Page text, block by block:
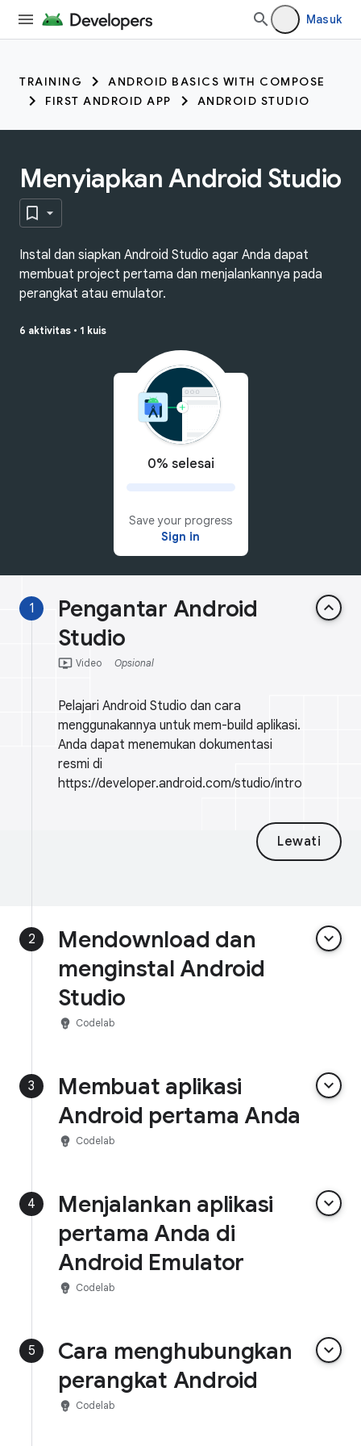
Masuk
TRAINING
ANDROID BASICS WITH COMPOSE
FIRST ANDROID APP
ANDROID STUDIO
Menyiapkan Android Studio
Instal dan siapkan Android Studio agar Anda dapat
membuat project pertama dan menjalankannya pada
perangkat atau emulator.
6 aktivitas • 1 kuis
0% selesai
Save your progress
Sign in
1
Pengantar Android
Studio
keyboard_arrow_up
ondemand_video Video Opsional
Pelajari Android Studio dan cara
menggunakannya untuk mem-build aplikasi.
Anda dapat menemukan dokumentasi
resmi di
https://developer.android.com/studio/intro
Lewati
2
Mendownload dan
menginstal Android
Studio
keyboard_arrow_down
emoji_objects Codelab
3
Membuat aplikasi
Android pertama Anda
keyboard_arrow_down
emoji_objects Codelab
4
Menjalankan aplikasi
pertama Anda di
Android Emulator
keyboard_arrow_down
emoji_objects Codelab
5
Cara menghubungkan
perangkat Android
keyboard_arrow_down
emoji_objects Codelab